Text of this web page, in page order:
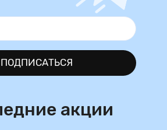
ПОДПИСАТЬСЯ
акции